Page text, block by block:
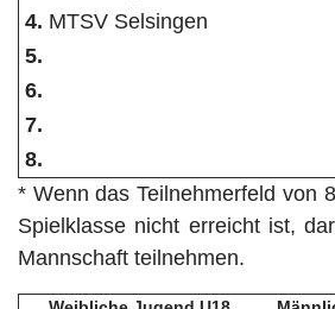
4. MTSV Selsingen
5.
6.
7.
8.
* Wenn das Teilnehmerfeld von
Spielklasse nicht erreicht ist,
Mannschaft teilnehmen.